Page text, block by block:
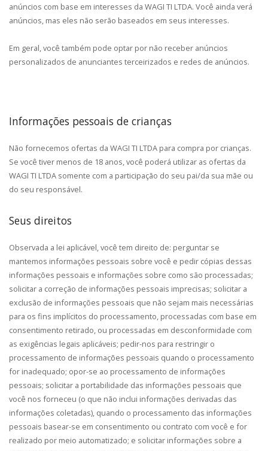
anúncios com base em interesses da WAGI TI LTDA. Você ainda verá
anúncios, mas eles não serão baseados em seus interesses.
Em geral, você também pode optar por não receber anúncios
personalizados de anunciantes terceirizados e redes de anúncios.
Informações pessoais de crianças
Não fornecemos ofertas da WAGI TI LTDA para compra por crianças.
Se você tiver menos de 18 anos, você poderá utilizar as ofertas da
WAGI TI LTDA somente com a participação do seu pai/da sua mãe ou
do seu responsável.
Seus direitos
Observada a lei aplicável, você tem direito de: perguntar se
mantemos informações pessoais sobre você e pedir cópias dessas
informações pessoais e informações sobre como são processadas;
solicitar a correção de informações pessoais imprecisas; solicitar a
exclusão de informações pessoais que não sejam mais necessárias
para os fins implícitos do processamento, processadas com base em
consentimento retirado, ou processadas em desconformidade com
as exigências legais aplicáveis; pedir-nos para restringir o
processamento de informações pessoais quando o processamento
for inadequado; opor-se ao processamento de informações
pessoais; solicitar a portabilidade das informações pessoais que
você nos forneceu (o que não inclui informações derivadas das
informações coletadas), quando o processamento das informações
pessoais basear-se em consentimento ou contrato com você e for
realizado por meio automatizado; e solicitar informações sobre a